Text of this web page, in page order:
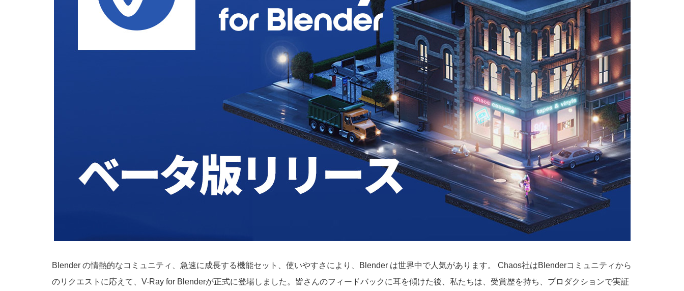
Blender の情熱的なコミュニティ、急速に成長する機能セット、使いやすさにより、Blender は世界中で人気があります。 Chaos社はBlenderコミュニティから
のリクエストに応えて、V-Ray for Blenderが正式に登場しました。皆さんのフィードバックに耳を傾けた後、私たちは、受賞歴を持ち、プロダクションで実証